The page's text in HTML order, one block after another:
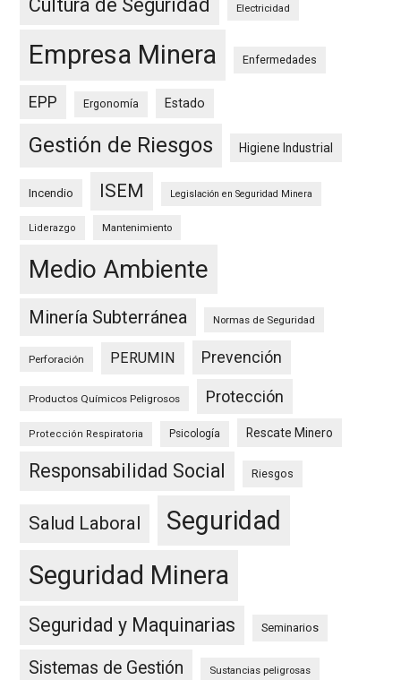
Cultura de Seguridad Electricidad
Empresa Minera Enfermedades
EPP Ergonomía Estado
Gestión de Riesgos Higiene Industrial
Incendio ISEM Legislación en Seguridad Minera
Liderazgo Mantenimiento
Medio Ambiente
Minería Subterránea Normas de Seguridad
Perforación PERUMIN Prevención
Productos Químicos Peligrosos Protección
Protección Respiratoria Psicología Rescate Minero
Responsabilidad Social Riesgos
Salud Laboral
Seguridad
Seguridad Minera
Seguridad y Maquinarias Seminarios
Sistemas de Gestión Sustancias peligrosas